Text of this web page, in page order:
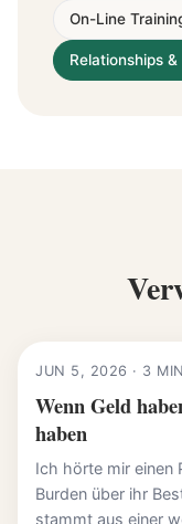
On-Line
Relationships
JUN 5, 2026 · 3
Wenn Geld
haben
Ich hörte mir einen
Burden über ihr
stammt aus einer